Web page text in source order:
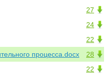
27
24
22
28
процесса.docx
22